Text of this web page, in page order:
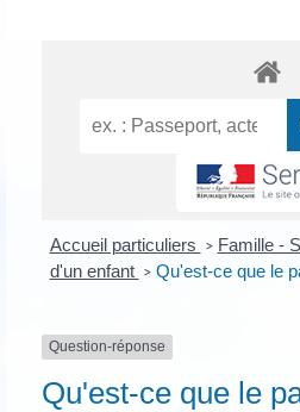
Accueil particuliers > Famille -
d'un enfant
> Qu'est-ce que le
Question-réponse
Qu'est-ce que le